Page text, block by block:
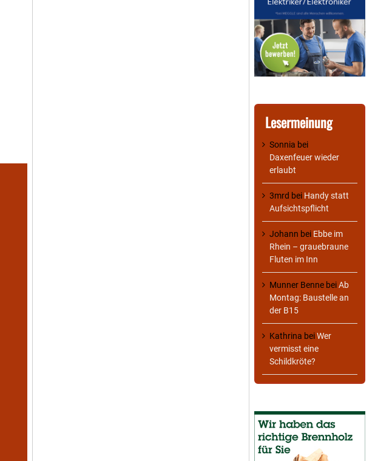
Lesermeinung
Sonnia bei
Daxenfeuer wieder
erlaubt
3mrd bei Handy statt
Aufsichtspflicht
Johann bei Ebbe im
Rhein – grauebraune
Fluten im Inn
Munner Benne beiAb
Montag: Baustelle an
der B15
Kathrina beiWer
vermisst eine
Schildkröte?